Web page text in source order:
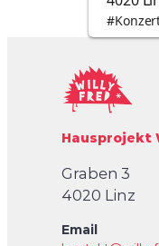
Hausprojekt
Graben 3
4020 Linz
Email